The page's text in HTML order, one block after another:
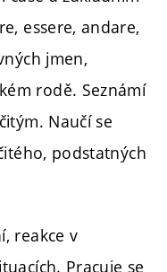
essere, andare,
jmen,
rodě. Seznámí
Naučí se
podstatných
reakce v
Pracuje se